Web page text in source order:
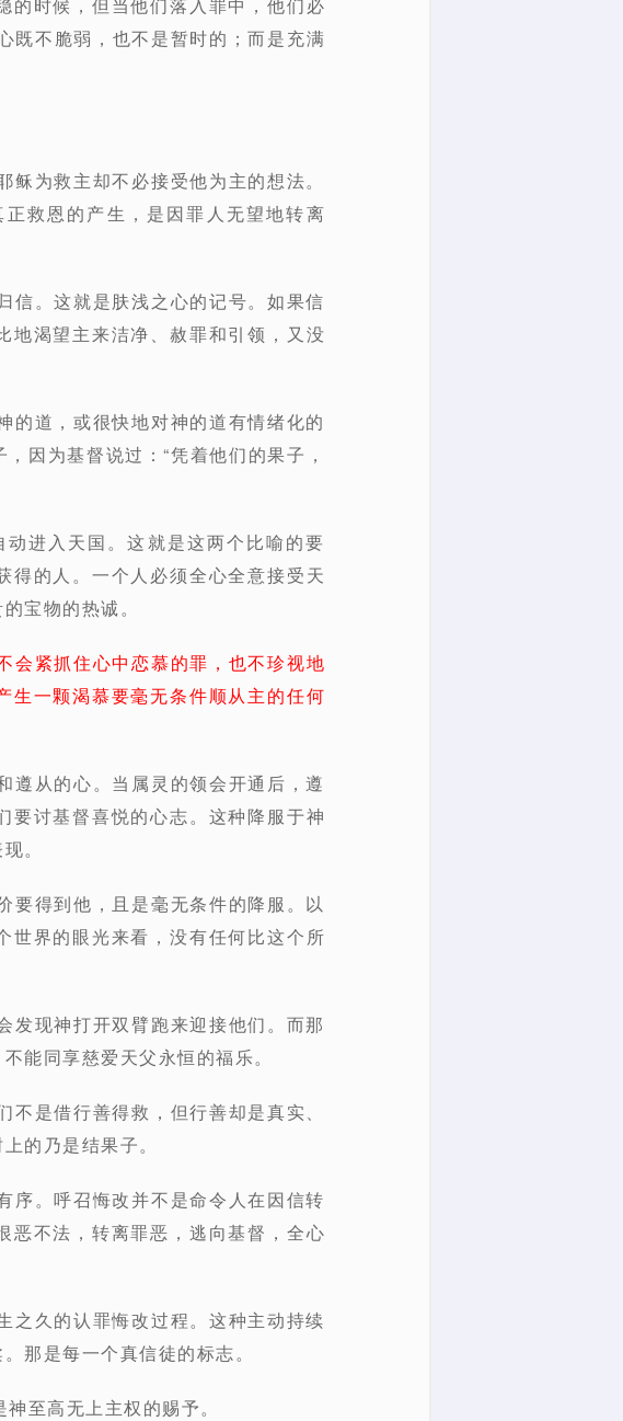
既不脆弱，也不是暂时的；而是充满
为救主却不必接受他为主的想法。
救恩的产生，是因罪人无望地转离
信。这就是肤浅之心的记号。如果信
地渴望主来洁净、赦罪和引领，又没
的道，或很快地对神的道有情绪化的
因为基督说过：“凭着他们的果子，
进入天国。这就是这两个比喻的要
得的人。一个人必须全心全意接受天
宝物的热诚。
会紧抓住心中恋慕的罪，也不珍视地
生一颗渴慕要毫无条件顺从主的任何
遵从的心。当属灵的领会开通后，遵
要讨基督喜悦的心志。这种降服于神
。
要得到他，且是毫无条件的降服。以
世界的眼光来看，没有任何比这个所
发现神打开双臂跑来迎接他们。而那
能同享慈爱天父永恒的福乐。
是借行善得救，但行善却是真实、
的乃是结果子。
序。呼召悔改并不是命令人在因信转
恶不法，转离罪恶，逃向基督，全心
之久的认罪悔改过程。这种主动持续
那是每一个真信徒的标志。
至高无上主权的赐予。